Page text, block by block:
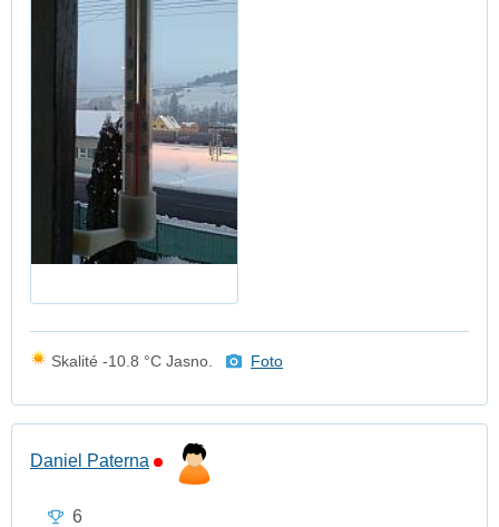
Skalité -10.8 °C Jasno. Foto
Daniel Paterna
6